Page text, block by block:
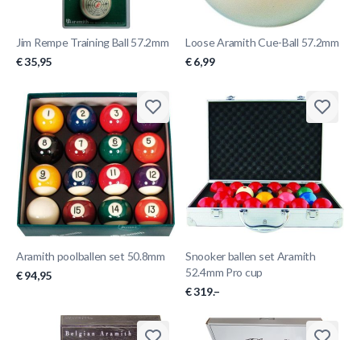
Jim Rempe Training Ball 57.2mm
€ 35,95
Loose Aramith Cue-Ball 57.2mm
€ 6,99
Aramith poolballen set 50.8mm
€ 94,95
Snooker ballen set Aramith
52.4mm Pro cup
€ 319.–